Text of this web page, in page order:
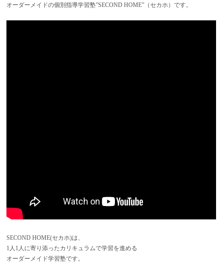
オーダーメイドの個別指導学習塾”SECOND HOME”（セカホ）です。
SECOND HOME(セカホ)は、
1人1人に寄り添ったカリキュラムで学習を進める
オーダーメイド学習塾です。